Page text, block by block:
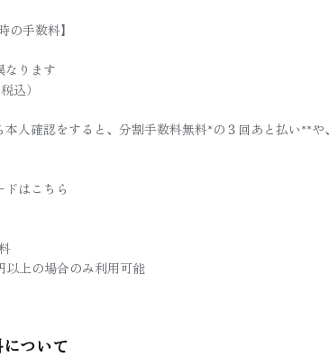
の手数料】
なります
込）
本人確認をすると、分割手数料無料*の３回あと払い**
はこちら
上の場合のみ利用可能
ついて